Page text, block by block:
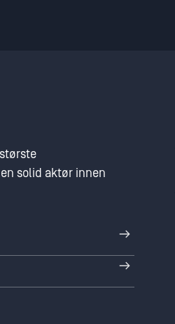
solid aktør innen